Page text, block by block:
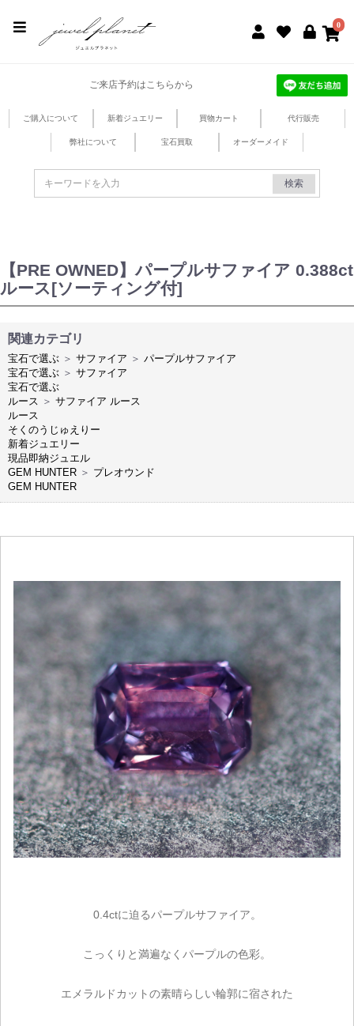
0
ご来店予約はこちらから
ご購入について 新着ジュエリー 買物カート 代行販売
弊社について 宝石買取 オーダーメイド
検索
【PRE OWNED】パープルサファイア 0.388ct
ルース[ソーティング付]
関連カテゴリ
宝石で選ぶ ＞ サファイア ＞ パープルサファイア
宝石で選ぶ ＞ サファイア
宝石で選ぶ
ルース ＞ サファイア ルース
ルース
そくのうじゅえりー
新着ジュエリー
現品即納ジュエル
GEM HUNTER ＞ プレオウンド
GEM HUNTER
0.4ctに迫るパープルサファイア。
こっくりと満遍なくパープルの色彩。
エメラルドカットの素晴らしい輪郭に宿された